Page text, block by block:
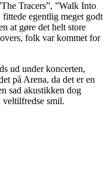
Tracers”, ”Walk Into
egentlig meget godt
at gøre det helt store
folk var kommet for
ud under koncerten,
på Arena, da det er en
sad akustikken dog
smil.